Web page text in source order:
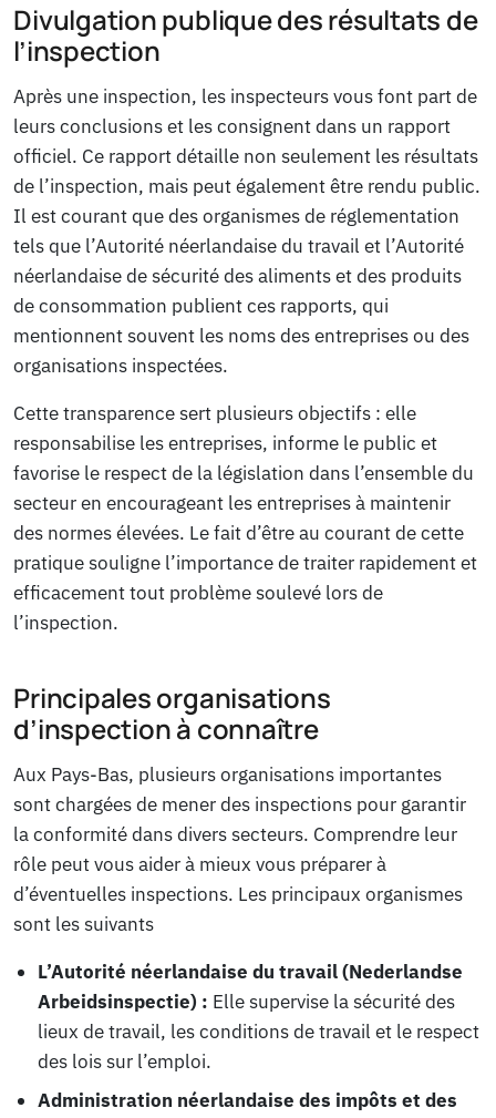
Divulgation publique des résultats de
l’inspection
Après une inspection, les inspecteurs vous font part de
leurs conclusions et les consignent dans un rapport
officiel. Ce rapport détaille non seulement les résultats
de l’inspection, mais peut également être rendu public.
Il est courant que des organismes de réglementation
tels que l’Autorité néerlandaise du travail et l’Autorité
néerlandaise de sécurité des aliments et des produits
de consommation publient ces rapports, qui
mentionnent souvent les noms des entreprises ou des
organisations inspectées.
Cette transparence sert plusieurs objectifs : elle
responsabilise les entreprises, informe le public et
favorise le respect de la législation dans l’ensemble du
secteur en encourageant les entreprises à maintenir
des normes élevées. Le fait d’être au courant de cette
pratique souligne l’importance de traiter rapidement et
efficacement tout problème soulevé lors de
l’inspection.
Principales organisations
d’inspection à connaître
Aux Pays-Bas, plusieurs organisations importantes
sont chargées de mener des inspections pour garantir
la conformité dans divers secteurs. Comprendre leur
rôle peut vous aider à mieux vous préparer à
d’éventuelles inspections. Les principaux organismes
sont les suivants
L’Autorité néerlandaise du travail (Nederlandse
Arbeidsinspectie) : Elle supervise la sécurité des
lieux de travail, les conditions de travail et le respect
des lois sur l’emploi.
Administration néerlandaise des impôts et des